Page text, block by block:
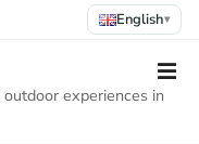
English▾
experiences in